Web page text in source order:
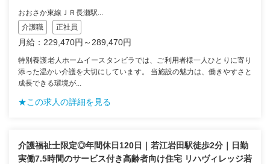
おおさか東線ＪＲ長瀬駅...
介護職
正社員
月給：229,470円～289,470円
特別養護老人ホームイースタンビラでは、ご利用者様一人ひとりに寄り
添った温かい介護を大切にしています。 当施設の魅力は、働きやすさと
成長できる環境が...
★この求人の詳細を見る
介護福祉士限定◎年間休日120日｜若江岩田駅徒歩2分｜日勤
実働7.5時間のサービス付き高齢者向け住宅 リハヴィレッジ若